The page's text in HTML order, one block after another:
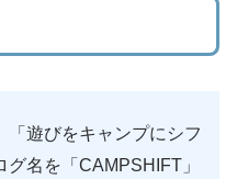
「遊びをキャンプにシフ
グ名を「CAMPSHIFT」